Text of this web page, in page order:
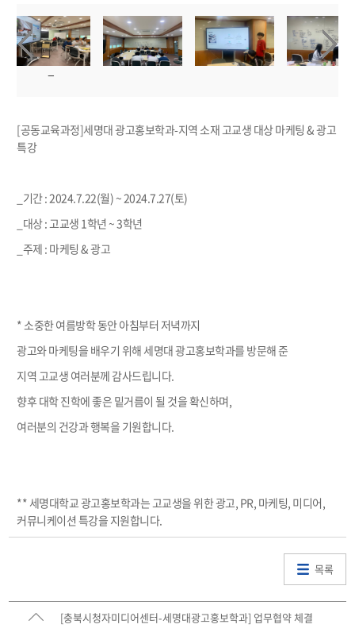
[공동교육과정]세명대 광고홍보학과-지역 소재 고교생 대상 마케팅 & 광고
특강
_기간 : 2024.7.22(월) ~ 2024.7.27(토)
_대상 : 고교생 1학년 ~ 3학년
_주제 : 마케팅 & 광고
* 소중한 여름방학 동안 아침부터 저녁까지
광고와 마케팅을 배우기 위해 세명대 광고홍보학과를 방문해 준
지역 고교생 여러분께 감사드립니다.
향후 대학 진학에 좋은 밑거름이 될 것을 확신하며,
여러분의 건강과 행복을 기원합니다.
** 세명대학교 광고홍보학과는 고교생을 위한 광고, PR, 마케팅, 미디어,
커뮤니케이션 특강을 지원합니다.
목록
[충북시청자미디어센터-세명대광고홍보학과] 업무협약 체결